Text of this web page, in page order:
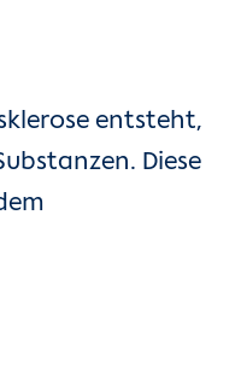
entsteht,
Diese